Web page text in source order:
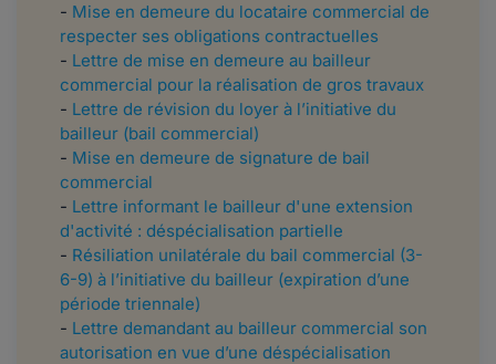
- Mise en demeure du locataire commercial de
respecter ses obligations contractuelles
- Lettre de mise en demeure au bailleur
commercial pour la réalisation de gros travaux
- Lettre de révision du loyer à l’initiative du
bailleur (bail commercial)
- Mise en demeure de signature de bail
commercial
- Lettre informant le bailleur d'une extension
d'activité : déspécialisation partielle
- Résiliation unilatérale du bail commercial (3-
6-9) à l’initiative du bailleur (expiration d’une
période triennale)
- Lettre demandant au bailleur commercial son
autorisation en vue d’une déspécialisation